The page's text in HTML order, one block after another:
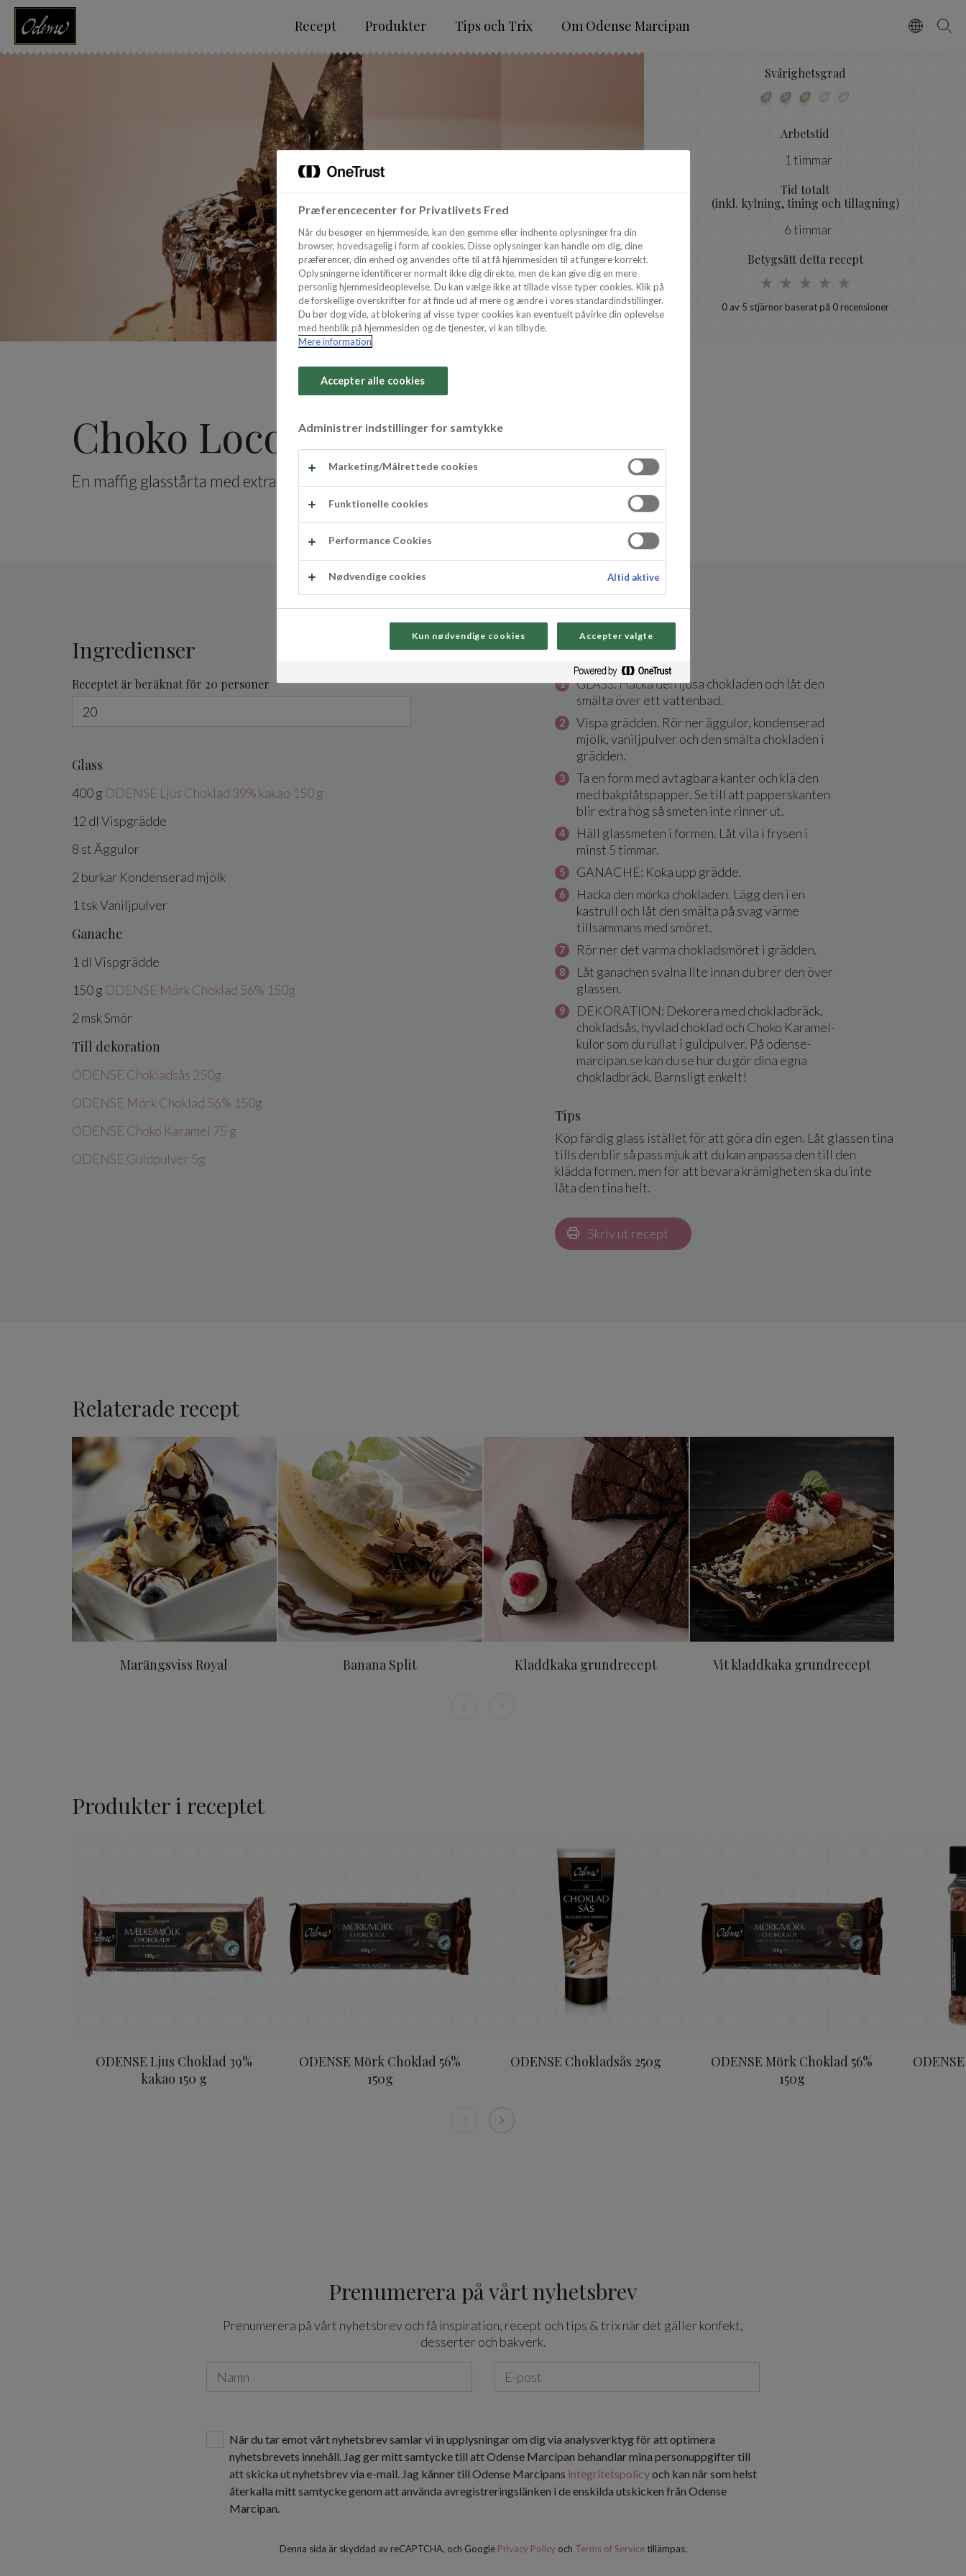
Recept Produkter Tips och Trix Om Odense Marcipan VælgSøg
Svårighetsgrad
Arbetstid
1 timmar
Tid totalt
(inkl. kylning, tining och tillagning)
6 timmar
Betygsätt detta recept
0av 5 stjärnor baserat på 0recensioner
Choko Loco Glassbomb
En maffig glasstårta med extra allt.
Ingredienser
Receptet är beräknat för 20 personer
Glass
400g ODENSE Ljus Choklad 39% kakao 150 g
12 dl Vispgrädde
8 stÄggulor
2 burkar Kondenserad mjölk
1 tskVaniljpulver
Ganache
1 dl Vispgrädde
150g ODENSE Mörk Choklad 56% 150g
2 mskSmör
Till dekoration
ODENSE Chokladsås 250g
ODENSE Mörk Choklad 56% 150g
ODENSE Choko Karamel 75 g
ODENSE Guldpulver 5g
Så här gör du
GLASS: Hacka den ljusa chokladen och låt den
smälta över ett vattenbad.
Vispa grädden. Rör ner äggulor, kondenserad
mjölk, vaniljpulver och den smälta chokladen i
grädden.
Ta en form med avtagbara kanter och klä den
med bakplåtspapper. Se till att papperskanten
blir extra hög så smeten inte rinner ut.
Häll glassmeten i formen. Låt vila i frysen i
minst 5 timmar.
GANACHE: Koka upp grädde.
Hacka den mörka chokladen. Lägg den i en
kastrull och låt den smälta på svag värme
tillsammans med smöret.
Rör ner det varma chokladsmöret i grädden.
Låt ganachen svalna lite innan du brer den över
glassen.
DEKORATION: Dekorera med chokladbräck,
chokladsås, hyvlad choklad och Choko Karamel-
kulor som du rullat i guldpulver. På odense-
marcipan.se kan du se hur du gör dina egna
chokladbräck. Barnsligt enkelt!
Tips
Köp färdig glass istället för att göra din egen. Låt glassen tina
tills den blir så pass mjuk att du kan anpassa den till den
klädda formen, men för att bevara krämigheten ska du inte
låta den tina helt.
Skriv ut recept
Relaterade recept
Marängsviss Royal
Marängsviss Royal
Banana Split
Banana Split
Kladdkaka grundrecept
Kladdkaka grundrecept
Vit kladdkaka grundrecept
Vit kladdkaka grundrecept
Produkter i receptet
ODENSE Ljus Choklad 39%
kakao 150 g
ODENSE Mörk Choklad 56%
150g
ODENSE Chokladsås 250g
ODENSE Mörk Choklad 56%
150g
Prenumerera på vårt nyhetsbrev
Prenumerera på vårt nyhetsbrev och få inspiration, recept och tips & trix när det gäller konfekt,
desserter och bakverk.
När du tar emot vårt nyhetsbrev samlar vi in upplysningar om dig via analysverktyg för att optimera
nyhetsbrevets innehåll. Jag ger mitt samtycke till att Odense Marcipan behandlar mina personuppgifter till
att skicka ut nyhetsbrev via e-mail. Jag känner till Odense Marcipans integritetspolicyoch kan när som helst
återkalla mitt samtycke genom att använda avregistreringslänken i de enskilda utskicken från Odense
Marcipan.
Denna sida är skyddad av reCAPTCHA, och Google Privacy Policy och Terms of Servicetillämpas.
Præferencecenter for Privatlivets Fred
Når du besøger en hjemmeside, kan den gemme eller indhente oplysninger fra din
browser, hovedsagelig i form af cookies. Disse oplysninger kan handle om dig, dine
præferencer, din enhed og anvendes ofte til at få hjemmesiden til at fungere korrekt.
Oplysningerne identificerer normalt ikke dig direkte, men de kan give dig en mere
personlig hjemmesideoplevelse. Du kan vælge ikke at tillade visse typer cookies. Klik på
de forskellige overskrifter for at finde ud af mere og ændre i vores standardindstillinger.
Du bør dog vide, at blokering af visse typer cookies kan eventuelt påvirke din oplevelse
med henblik på hjemmesiden og de tjenester, vi kan tilbyde.
Mere information
Accepter alle cookies
Administrer indstillinger for samtykke
Marketing/Målrettede cookies
Funktionelle cookies
Performance Cookies
Nødvendige cookies Altid aktive
Kun nødvendige cookies Accepter valgte